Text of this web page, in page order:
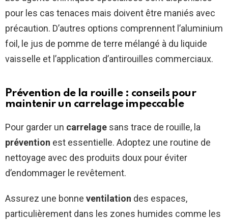
pour les cas tenaces mais doivent être maniés avec
précaution. D’autres options comprennent l’aluminium
foil, le jus de pomme de terre mélangé à du liquide
vaisselle et l’application d’antirouilles commerciaux.
Prévention de la rouille : conseils pour
maintenir un carrelage impeccable
Pour garder un carrelage sans trace de rouille, la
prévention est essentielle. Adoptez une routine de
nettoyage avec des produits doux pour éviter
d’endommager le revêtement.
Assurez une bonne ventilation des espaces,
particulièrement dans les zones humides comme les